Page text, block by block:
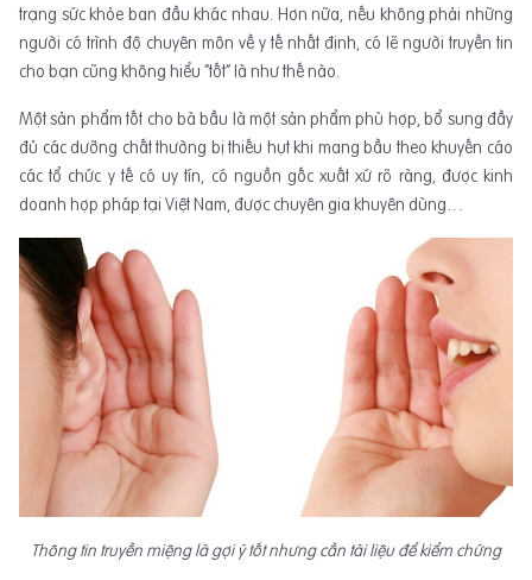
trạng sức khỏe ban đầu khác nhau. Hơn nữa, nếu không phải những
người có trình độ chuyên môn về y tế nhất định, có lẽ người truyền tin
cho bạn cũng không hiểu “tốt” là như thế nào.
Một sản phẩm tốt cho bà bầu là một sản phẩm phù hợp, bổ sung đầy
đủ các dưỡng chất thường bị thiếu hụt khi mang bầu theo khuyến cáo
các tổ chức y tế có uy tín, có nguồn gốc xuất xứ rõ ràng, được kinh
doanh hợp pháp tại Việt Nam, được chuyên gia khuyên dùng…
Thông tin truyền miệng là gợi ý tốt nhưng cần tài liệu để kiểm chứng